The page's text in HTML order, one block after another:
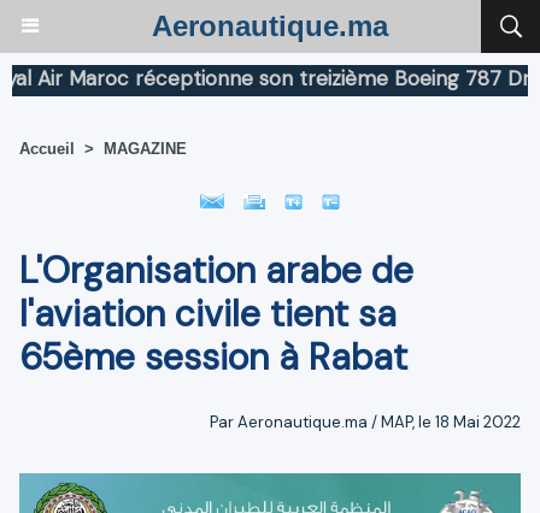
Aeronautique.ma
Maroc réceptionne son treizième Boeing 787
Accueil > MAGAZINE
L'Organisation arabe de
l'aviation civile tient sa
65ème session à Rabat
Par Aeronautique.ma / MAP, le 18 Mai 2022